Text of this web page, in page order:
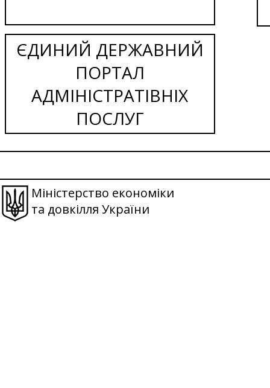
ЄДИНИЙ ДЕРЖАВНИЙ
ПОРТАЛ
АДМІНІСТРАТІВНІХ
ПОСЛУГ
Міністерство економіки
та довкілля України